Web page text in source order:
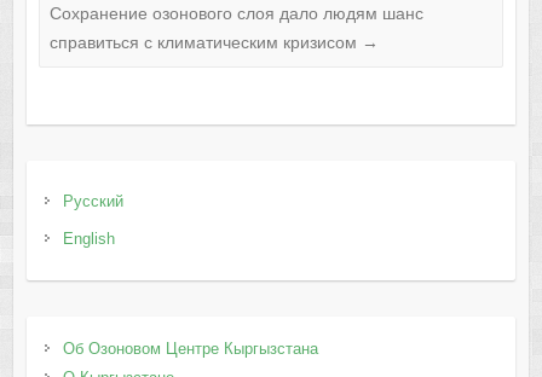
Сохранение озонового слоя дало людям шанс
справиться с климатическим кризисом →
Русский
English
Об Озоновом Центре Кыргызстана